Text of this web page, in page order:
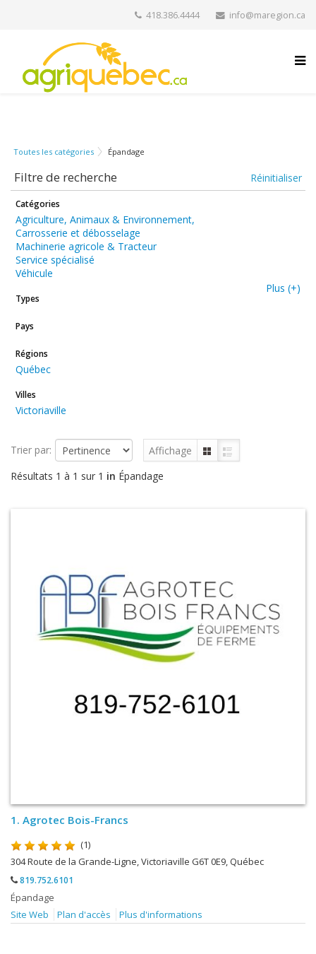
418.386.4444 info@maregion.ca
Toutes les catégories Épandage
Filtre de recherche Réinitialiser
Catégories
Agriculture, Animaux & Environnement,
Carrosserie et débosselage
Machinerie agricole & Tracteur
Service spécialisé
Véhicule
Plus (+)
Types
Pays
Régions
Québec
Villes
Victoriaville
Trier par:
Affichage
Résultats 1 à 1 sur 1 in Épandage
1. Agrotec Bois-Francs
(1)
304 Route de la Grande-Ligne, Victoriaville G6T 0E9, Québec
819.752.6101
Épandage
Site Web
Plan d'accès Plus d'informations